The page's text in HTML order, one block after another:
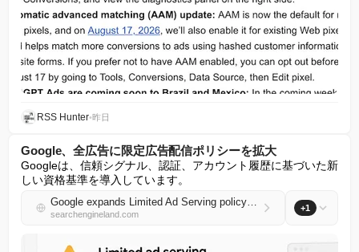
RSS Hunter•昨日
Google、全広告に限定広告配信ポリシーを拡大
Googleは、信頼シグナル、認証、アカウント履歴に基づいた新
しい資格基準を導入しています。
Google expands Limited Ad Serving policy across all Ads
searchengineland.com
+1